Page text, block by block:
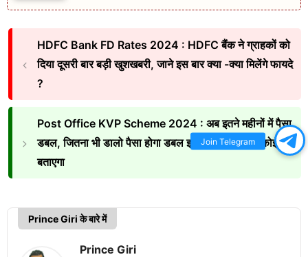
HDFC Bank FD Rates 2024 : HDFC बैंक ने ग्राहकों को
दिया दूसरी बार बड़ी खुशखबरी, जाने इस बार क्या -क्या मिलेंगे फायदे
?
Post Office KVP Scheme 2024 : अब इतने महीनों में पैसा
डबल, जितना भी डालो पैसा होगा डबल इस स्कीम क बारे में कोई नहीं
बताएगा
Prince Giri के बारे में
Prince Giri
Join Telegram